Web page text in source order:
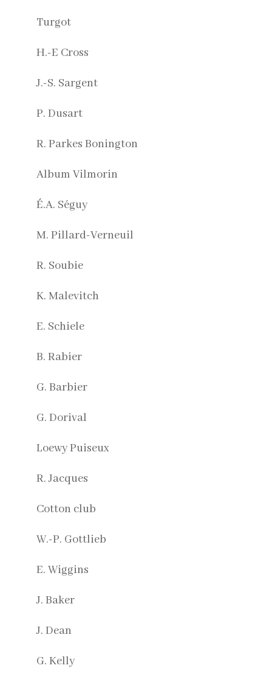
Turgot
H.-E Cross
J.-S. Sargent
P. Dusart
R. Parkes Bonington
Album Vilmorin
É.A. Séguy
M. Pillard-Verneuil
R. Soubie
K. Malevitch
E. Schiele
B. Rabier
G. Barbier
G. Dorival
Loewy Puiseux
R. Jacques
Cotton club
W.-P. Gottlieb
E. Wiggins
J. Baker
J. Dean
G. Kelly